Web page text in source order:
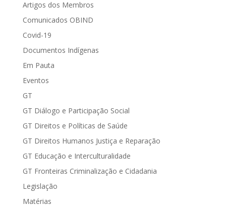
Artigos dos Membros
Comunicados OBIND
Covid-19
Documentos Indígenas
Em Pauta
Eventos
GT
GT Diálogo e Participação Social
GT Direitos e Políticas de Saúde
GT Direitos Humanos Justiça e Reparação
GT Educação e Interculturalidade
GT Fronteiras Criminalização e Cidadania
Legislação
Matérias